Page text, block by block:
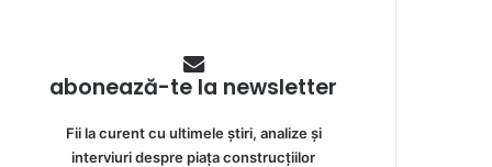
abonează-te la newsletter
Fii la curent cu ultimele știri, analize și
interviuri despre piața construcțiilor